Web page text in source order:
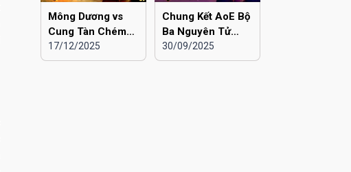
Mông Dương vs
Cung Tàn Chém
Phế | Vòng Bảng
AoE Toàn Quốc
17/12/2025
Chung Kết AoE Bộ
Ba Nguyên Tử
mùa 2 | Viu 2 vs
Viu 1
30/09/2025